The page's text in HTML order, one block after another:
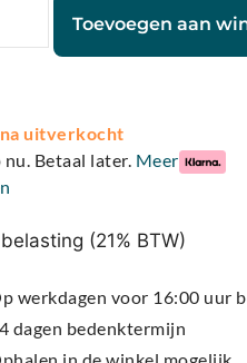
Toevoegen aan
uitverkocht
nu. Betaal later. Meer
(21% BTW)
werkdagen voor 16:00 uur
dagen bedenktermijn